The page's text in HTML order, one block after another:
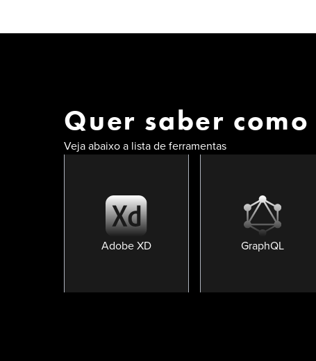
Quer saber
Veja abaixo a lista de ferramentas
Adobe XD GraphQL